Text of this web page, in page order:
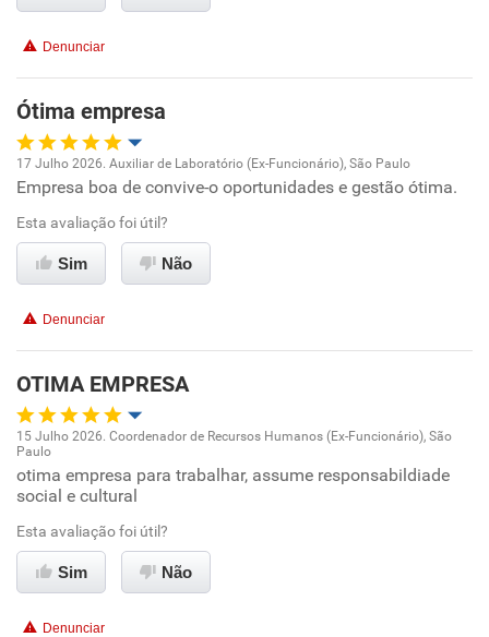
Benefícios
Recomenda esta empresa
Recomenda a diretoria
Denunciar
Ótima empresa
Oportunidade de promoção
Ambiente de trabalho
Benefícios
Recomenda esta empresa
Recomenda a diretoria
17 Julho 2026. Auxiliar de Laboratório (Ex-Funcionário), São Paulo
Empresa boa de convive-o oportunidades e gestão ótima.
Esta avaliação foi útil?
Sim Não
Denunciar
OTIMA EMPRESA
Oportunidade de promoção
Conciliação com a vida familiar
Benefícios
15 Julho 2026. Coordenador de Recursos Humanos (Ex-Funcionário), São
Paulo
otima empresa para trabalhar, assume responsabildiade
social e cultural
Esta avaliação foi útil?
Sim Não
Denunciar